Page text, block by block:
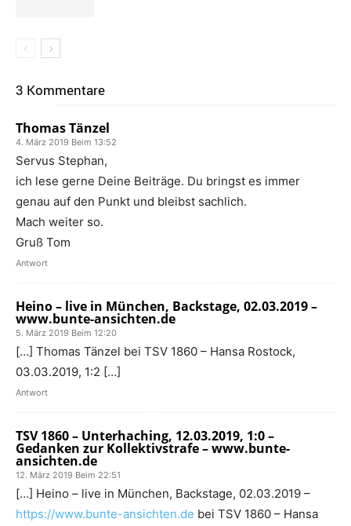
3 Kommentare
Thomas Tänzel
4. März 2019 Beim 13:52
Servus Stephan,
ich lese gerne Deine Beiträge. Du bringst es immer
genau auf den Punkt und bleibst sachlich.
Mach weiter so.
Gruß Tom
Antwort
Heino – live in München, Backstage, 02.03.2019 –
www.bunte-ansichten.de
5. März 2019 Beim 12:20
[…] Thomas Tänzel bei TSV 1860 – Hansa Rostock,
03.03.2019, 1:2 […]
Antwort
TSV 1860 – Unterhaching, 12.03.2019, 1:0 –
Gedanken zur Kollektivstrafe – www.bunte-
ansichten.de
12. März 2019 Beim 22:51
[…] Heino – live in München, Backstage, 02.03.2019 –
https://www.bunte-ansichten.de bei TSV 1860 – Hansa